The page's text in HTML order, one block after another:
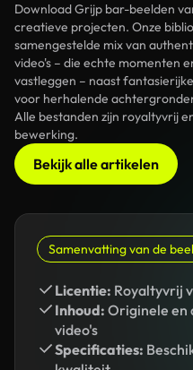
Download Grijp bar-beelden
creatieve projecten. Onze
samengestelde mix van
video's – die echte momenten
vastleggen – naast
voor herhalende
Alle bestanden zijn royaltyvrij
bewerking.
Bekijk alle artikelen
Samenvatting van de
Licentie: Royaltyvrij
Inhoud: Originele en
video's
Specificaties: